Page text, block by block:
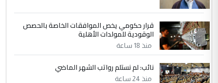
قرار حكومي يخص الموافقات الخاصة بالحصص
الوقودية للمولدات الأهلية
منذ 18 ساعة
نائب: لم نستلم رواتب الشهر الماضي
منذ 24 ساعة